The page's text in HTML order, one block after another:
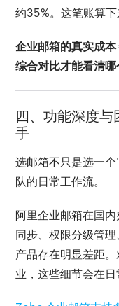
约35%。这笔账算下
企业邮箱的真实成本
综合对比才能看清哪
四、功能深度
手
选邮箱不只是选一
队的日常工作流。
阿里企业邮箱在国
同步、权限分级管
产品存在明显差距
业，这些细节会在日